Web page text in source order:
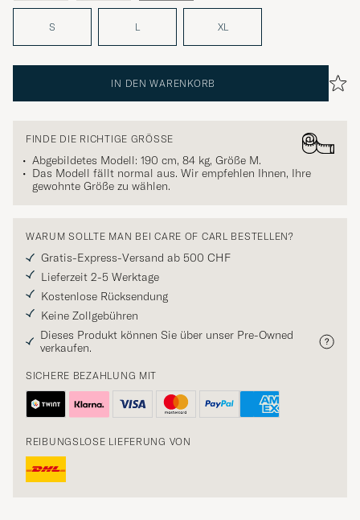
S L XL
IN DEN WARENKORB
FINDE DIE RICHTIGE GRÖSSE
Abgebildetes Modell: 190 cm, 84 kg, Größe M.
Das Modell fällt normal aus. Wir empfehlen Ihnen, Ihre
gewohnte Größe zu wählen.
WARUM SOLLTE MAN BEI CARE OF CARL BESTELLEN?
Gratis-Express-Versand ab 500 CHF
Lieferzeit 2-5 Werktage
Kostenlose Rücksendung
Keine Zollgebühren
Dieses Produkt können Sie über unser Pre-Owned
verkaufen.
SICHERE BEZAHLUNG MIT
REIBUNGSLOSE LIEFERUNG VON